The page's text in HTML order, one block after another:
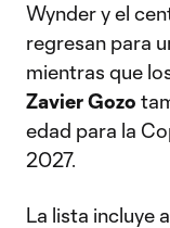
Wynder y el
regresan para
mientras que
Zavier Gozo
edad para la
2027.
La lista incluye